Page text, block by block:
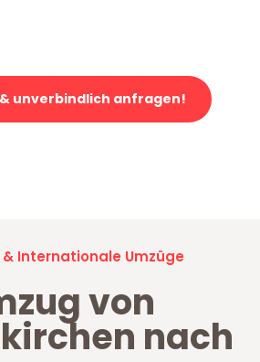
unverbindlich anfragen!
Internationale Umzüge
von
nach